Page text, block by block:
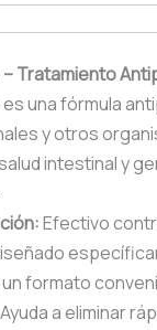
Tratamiento
una fórmula
y otros
intestinal y
Efectivo
formato
Ayuda a eliminar